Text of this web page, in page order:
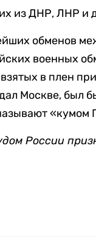
из ДНР, ЛНР и
обменов
военных
в плен
Москве, был
«кумом
России